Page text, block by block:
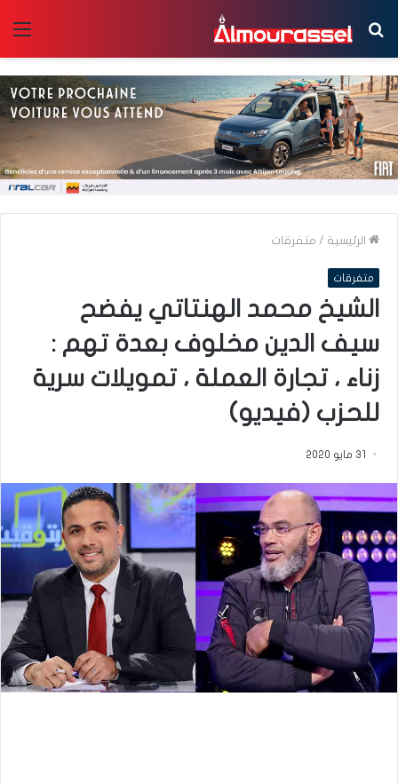
بحث
عن
الرئيسية / متفرقات
متفرقات
الشيخ محمد الهنتاتي يفضح
سيف الدين مخلوف بعدة تهم :
زناء ، تجارة العملة ، تمويلات سرية
للحزب (فيديو)
31 مايو 2020